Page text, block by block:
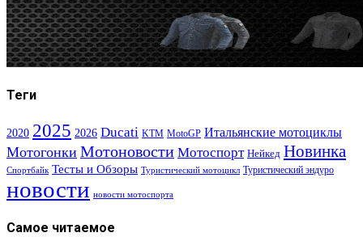
Теги
2020 2025 2026 Ducati KTM MotoGP Итальянские мотоциклы
Мотогонки Мотоновости Мотоспорт Нейкед Новинка
Спортбайк Тесты и Обзоры Туристический мотоцикл Туристический эндуро
новости новости мотоспорта
Самое читаемое